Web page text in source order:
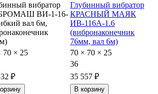
вибратор
ВИ-1-16-
вал 6м,
Глубинный вибратор
КРАСНЫЙ МАЯК
ИВ-116А-1.6
(вибронаконечник
76мм, вал 6м)
70 × 25
70 × 70 × 25
36
₽ 35 557 ₽
В корзину